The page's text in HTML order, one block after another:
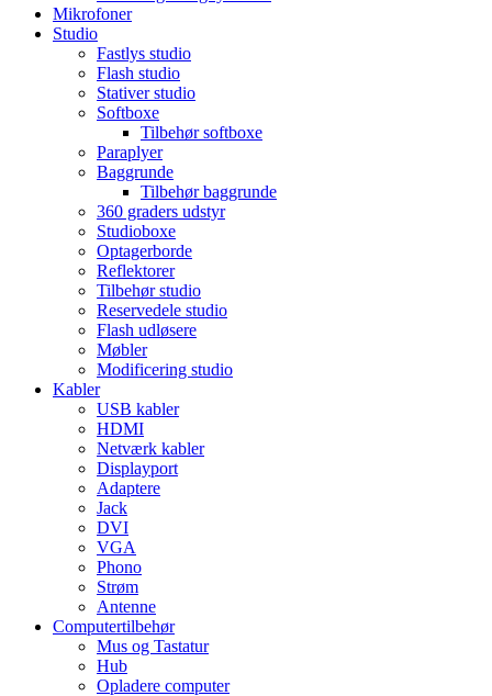
Mikrofoner
Studio
Fastlys studio
Flash studio
Stativer studio
Softboxe
Tilbehør softboxe
Paraplyer
Baggrunde
Tilbehør baggrunde
360 graders udstyr
Studioboxe
Optagerborde
Reflektorer
Tilbehør studio
Reservedele studio
Flash udløsere
Møbler
Modificering studio
Kabler
USB kabler
HDMI
Netværk kabler
Displayport
Adaptere
Jack
DVI
VGA
Phono
Strøm
Antenne
Computertilbehør
Mus og Tastatur
Hub
Opladere computer